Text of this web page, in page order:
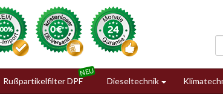
Rußpartikelfilter DPF Dieseltechnik